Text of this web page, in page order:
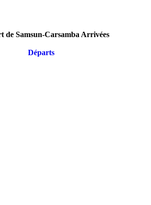
de Samsun-Carsamba Arrivées
Départs